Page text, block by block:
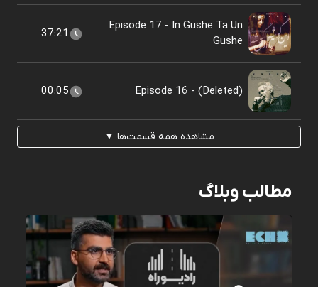
Episode 17 - In Gushe Ta Un
Gushe
37:21
Episode 16 - (Deleted)
00:05
مشاهده همه قسمت‌ها ▼
مطالب وبلاگ